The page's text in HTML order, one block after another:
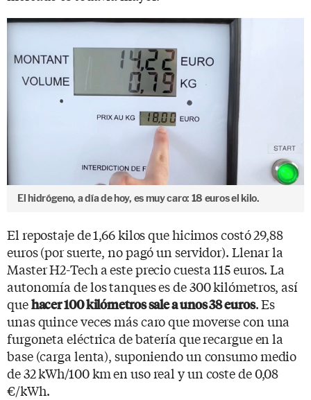
El hidrógeno, a día de hoy, es muy caro: 18 euros el kilo.
El repostaje de 1,66 kilos que hicimos costó 29,88
euros (por suerte, no pagó un servidor). Llenar la
Master H2-Tech a este precio cuesta 115 euros. La
autonomía de los tanques es de 300 kilómetros, así
quehacer 100 kilómetros sale a unos 38 euros. Es
unas quince veces más caro que moverse con una
furgoneta eléctrica de batería que recargue en la
base (carga lenta), suponiendo un consumo medio
de 32 kWh/100 km en uso real y un coste de 0,08
€/kWh.